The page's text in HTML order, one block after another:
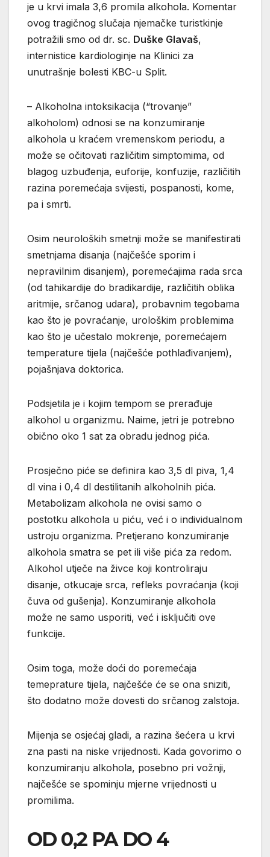
je u krvi imala 3,6 promila alkohola. Komentar
ovog tragičnog slučaja njemačke turistkinje
potražili smo od dr. sc. Duške Glavaš,
internistice kardiologinje na Klinici za
unutrašnje bolesti KBC-u Split.
– Alkoholna intoksikacija (“trovanje”
alkoholom) odnosi se na konzumiranje
alkohola u kraćem vremenskom periodu, a
može se očitovati različitim simptomima, od
blagog uzbuđenja, euforije, konfuzije, različitih
razina poremećaja svijesti, pospanosti, kome,
pa i smrti.
Osim neuroloških smetnji može se manifestirati
smetnjama disanja (najčešće sporim i
nepravilnim disanjem), poremećajima rada srca
(od tahikardije do bradikardije, različitih oblika
aritmije, srčanog udara), probavnim tegobama
kao što je povraćanje, urološkim problemima
kao što je učestalo mokrenje, poremećajem
temperature tijela (najčešće pothlađivanjem),
pojašnjava doktorica.
Podsjetila je i kojim tempom se prerađuje
alkohol u organizmu. Naime, jetri je potrebno
obično oko 1 sat za obradu jednog pića.
Prosječno piće se definira kao 3,5 dl piva, 1,4
dl vina i 0,4 dl destilitanih alkoholnih pića.
Metabolizam alkohola ne ovisi samo o
postotku alkohola u piću, već i o individualnom
ustroju organizma. Pretjerano konzumiranje
alkohola smatra se pet ili više pića za redom.
Alkohol utječe na živce koji kontroliraju
disanje, otkucaje srca, refleks povraćanja (koji
čuva od gušenja). Konzumiranje alkohola
može ne samo usporiti, već i isključiti ove
funkcije.
Osim toga, može doći do poremećaja
temeprature tijela, najčešće će se ona sniziti,
što dodatno može dovesti do srčanog zalstoja.
Mijenja se osjećaj gladi, a razina šećera u krvi
zna pasti na niske vrijednosti. Kada govorimo o
konzumiranju alkohola, posebno pri vožnji,
najčešće se spominju mjerne vrijednosti u
promilima.
OD 0,2 PA DO 4